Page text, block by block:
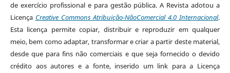
de exercício profissional e para gestão pública. A Revista adotou a
Licença Creative Commons Atribuição-NãoComercial 4.0 Internacional.
Esta licença permite copiar, distribuir e reproduzir em qualquer
meio, bem como adaptar, transformar e criar a partir deste material,
desde que para fins não comerciais e que seja fornecido o devido
crédito aos autores e a fonte, inserido um link para a Licença